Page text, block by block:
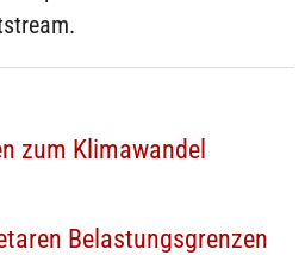
zum Klimawandel
Belastungsgrenzen